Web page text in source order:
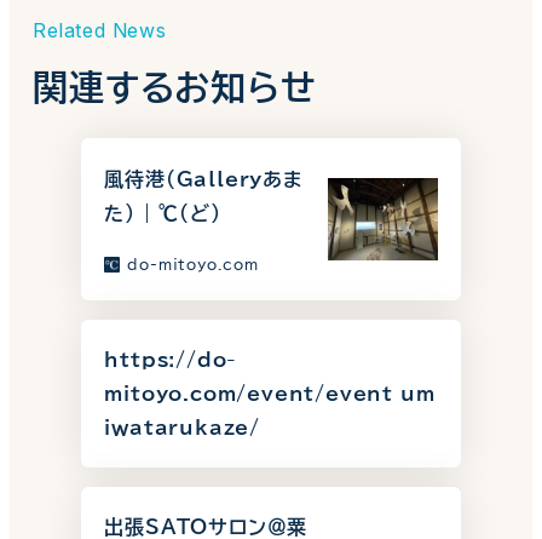
Related News
関連するお知らせ
風待港(Galleryあま
た) | ℃（ど）
do-mitoyo.com
https://do-
mitoyo.com/event/event_um
iwatarukaze/
出張SATOサロン＠粟